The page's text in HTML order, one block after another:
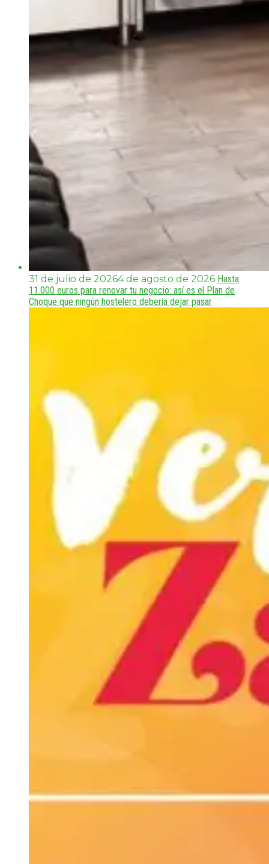
31 de julio de 20264 de agosto de 2026 Hasta
11.000 euros para renovar tu negocio: así es el Plan de
Choque que ningún hostelero debería dejar pasar